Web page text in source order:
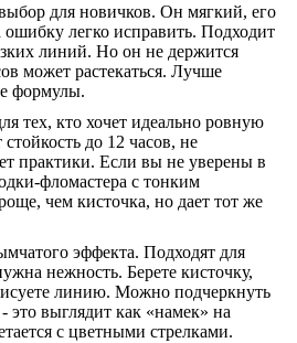
для новичков. Он мягкий, его
легко исправить. Подходит
линий. Но он не держится
может растекаться. Лучше
формулы.
тех, кто хочет идеально ровную
до 12 часов, не
практики. Если вы не уверены в
фломастера с тонким
чем кисточка, но дает тот же
эффекта. Подходят для
нежность. Берете кисточку,
линию. Можно подчеркнуть
это выглядит как «намек» на
с цветными стрелками.